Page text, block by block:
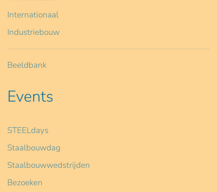
Internationaal
Industriebouw
Beeldbank
Events
STEELdays
Staalbouwdag
Staalbouwwedstrijden
Bezoeken